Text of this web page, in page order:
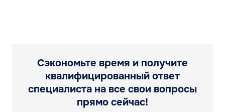
Сэкономьте время и получите
квалифицированный ответ
специалиста на все свои вопросы
прямо сейчас!